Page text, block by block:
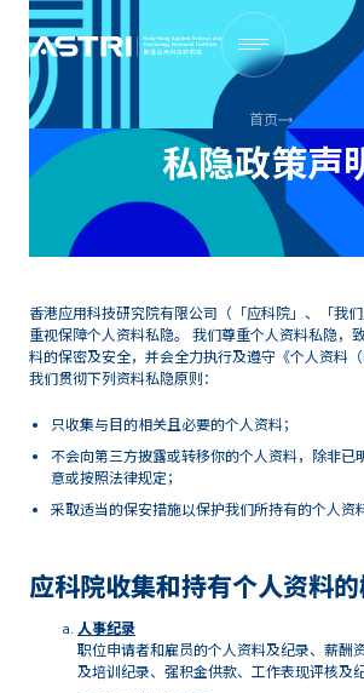
首页
私隐政策声
香港应用科技研究院有限公司（「应科院」、「我
重视保障个人资料私隐。 我们尊重个人资料私隐，
料的保密及安全，并会全力执行及遵守《个人资料（
我们贯彻下列资料私隐原则：
只收集与目的相关且必要的个人资料；
不会向第三方披露或转移你的个人资料，除非已
意或按照法律规定；
采取适当的保安措施以保护我们所持有的个人资料
应科院收集和持有个人资料
人事纪录
职位申请者和雇员的个人资料及纪录、薪酬
及培训纪录、强积金供款、工作表现评核及